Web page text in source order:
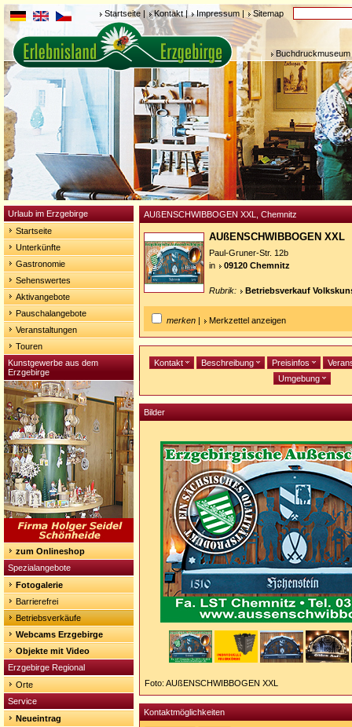
Startseite | Kontakt | Impressum | Sitemap
Urlaub im Erzgebirge
Startseite
Unterkünfte
Gastronomie
Sehenswertes
Aktivangebote
Pauschalangebote
Veranstaltungen
Touren
Kunstgewerbe aus dem
Erzgebirge
zum Onlineshop
Spezialangebote
Fotogalerie
Barrierefrei
Betriebsverkäufe
Webcams Erzgebirge
Objekte mit Video
Erzgebirge Regional
Orte
Service
Neueintrag
AUßENSCHWIBBOGEN XXL, Chemnitz
AUßENSCHWIBBOGEN XXL
Paul-Gruner-Str. 12b
in
09120 Chemnitz
Rubrik: Betriebsverkauf
merken | Merkzettel anzeigen
Kontakt Beschreibung Preisinfos
Umgebung
Bilder
Foto: AUßENSCHWIBBOGEN XXL
Kontaktmöglichkeiten